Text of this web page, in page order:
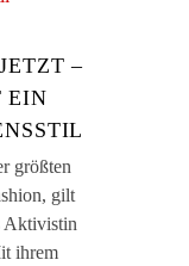
–
EIN
größten
gilt
Aktivistin
ihrem